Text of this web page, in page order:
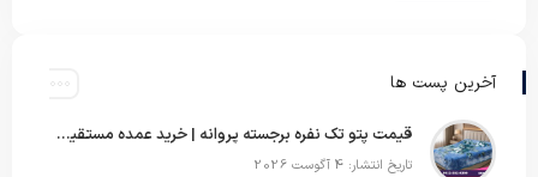
آخرین پست ها
قیمت پتو تک نفره برجسته پروانه | خرید عمده مستقیم با بهترین قیمت بازار
تاریخ انتشار: 4 آگوست 2026